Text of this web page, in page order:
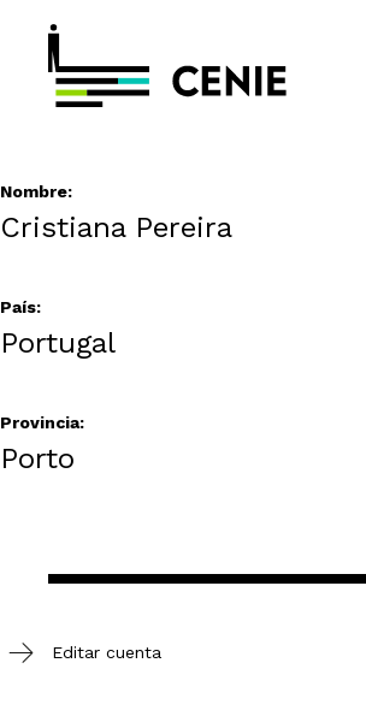
Nombre:
Cristiana Pereira
País:
Portugal
Provincia:
Porto
Editar cuenta